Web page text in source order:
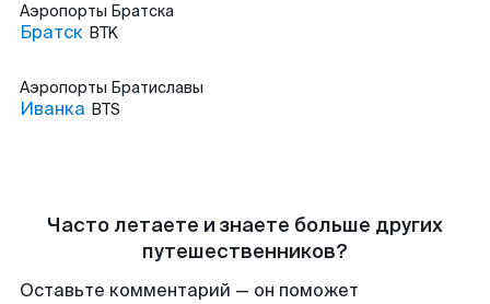
Аэропорты Братска
Братск BTK
Аэропорты Братиславы
Иванка BTS
Часто летаете и знаете больше других
путешественников?
Оставьте комментарий — он поможет